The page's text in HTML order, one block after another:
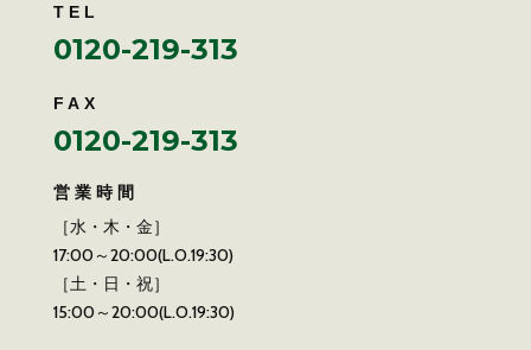
TEL
0120-219-313
FAX
0120-219-313
営業時間
［水・木・金］
17:00～20:00(L.O.19:30)
［土・日・祝］
15:00～20:00(L.O.19:30)